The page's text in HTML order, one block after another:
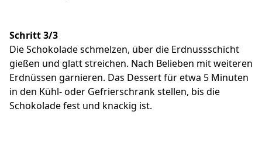
Schritt 3/3
Die Schokolade schmelzen, über die Erdnussschicht
gießen und glatt streichen. Nach Belieben mit weiteren
Erdnüssen garnieren. Das Dessert für etwa 5 Minuten
in den Kühl- oder Gefrierschrank stellen, bis die
Schokolade fest und knackig ist.